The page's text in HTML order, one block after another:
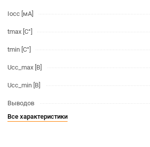
Iocc [мА]
tmax [С°]
tmin [С°]
Ucc_max [В]
Ucc_min [В]
Выводов
Все характеристики